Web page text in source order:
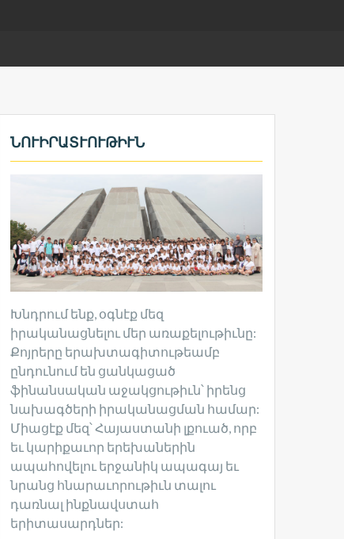
ՆՈՒԻՐԱՏՒՈՒԹԻՒՆ
Խնդրում ենք, օգնէք մեզ
իրականացնելու մեր առաքելութիւնը:
Քոյրերը երախտագիտութեամբ
ընդունում են ցանկացած
ֆինանսական աջակցութիւն՝ իրենց
նախագծերի իրականացման համար:
Միացէք մեզ՝ Հայաստանի լքուած, որբ
եւ կարիքաւոր երեխաներին
ապահովելու երջանիկ ապագայ եւ
նրանց հնարաւորութիւն տալու
դառնալ ինքնավստահ
երիտասարդներ: